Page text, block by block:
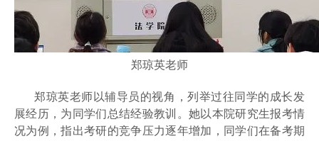
郑琼英老师
郑琼英老师以辅导员的视角，列举过往同学的成长发
展经历，为同学们总结经验教训。她以本院研究生报考情
况为例，指出考研的竞争压力逐年增加，同学们在备考期